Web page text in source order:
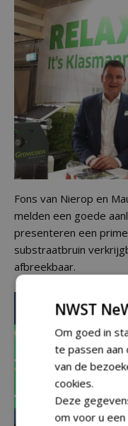
Fons van Nierop en
melden een goede
presenteren een
substraatbruin
afbreekbaar.
NWST
Om goed in
te passen
van de
cookies.
Deze
om voor u